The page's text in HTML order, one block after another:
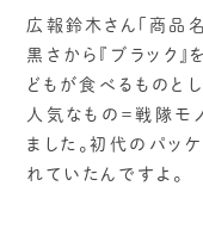
広報鈴木さん「商品
黒さから『ブラック
どもが食べるものと
人気なもの＝戦隊モ
ました。初代のパッ
れていたんですよ。